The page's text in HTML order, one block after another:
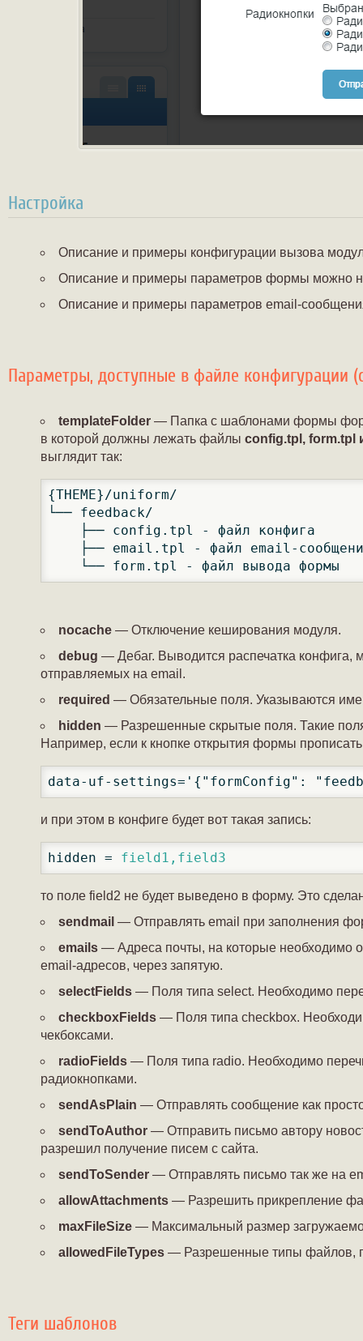
Настройка
Описание и примеры конфигурации вызова
Описание и примеры параметров формы можно
Описание и примеры параметров email-
Параметры, доступные в файле конфигурации
templateFolder — Папка с шаблонами формы
в которой должны лежать файлы config.tpl, form.tpl
выглядит так:
{THEME}/uniform/
└── feedback/
    ├── config.tpl - файл конфига
├── email.tpl - файл email-
    └── form.tpl - файл вывода формы
nocache — Отключение кеширования модуля.
debug — Дебаг. Выводится распечатка конфига,
отправляемых на email.
required — Обязательные поля. Указываются
hidden — Разрешенные скрытые поля. Такие
Например, если к кнопке открытия формы прописать
data-uf-settings='{"formConfig":
и при этом в конфиге будет вот такая запись:
hidden = field1,field3
то поле field2 не будет выведено в форму. Это
sendmail — Отправлять email при заполнения
emails — Адреса почты, на которые необходимо
email-адресов, через запятую.
selectFields — Поля типа select. Необходимо
checkboxFields — Поля типа checkbox.
чекбоксами.
radioFields — Поля типа radio. Необходимо
радиокнопками.
sendAsPlain — Отправлять сообщение как
sendToAuthor — Отправить письмо автору
разрешил получение писем с сайта.
sendToSender — Отправлять письмо так же на
allowAttachments — Разрешить прикрепление
maxFileSize — Максимальный размер
allowedFileTypes — Разрешенные типы файлов,
Теги шаблонов